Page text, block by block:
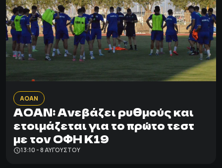
ΑΟΑΝ
ΑΟΑΝ: Ανεβάζει ρυθμούς και
ετοιμάζεται για το πρώτο τεστ
με τον ΟΦΗ Κ19
13:10 - 8 ΑΥΓΟΎΣΤΟΥ